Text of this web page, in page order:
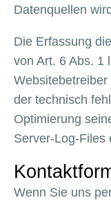
Datenquellen
Die Erfassung
von Art. 6 Abs. 1
der technisch
Optimierung
Server-Log-Files
Wenn Sie uns